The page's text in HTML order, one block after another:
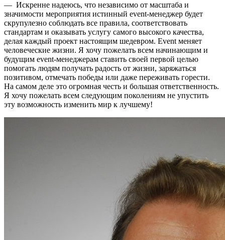
— Искренне надеюсь, что независимо от масштаба и
значимости мероприятия истинный event-менеджер будет
скрупулезно соблюдать все правила, соответствовать
стандартам и оказывать услугу самого высокого качества,
делая каждый проект настоящим шедевром. Event меняет
человеческие жизни. Я хочу пожелать всем начинающим и
будущим event-менеджерам ставить своей первой целью
помогать людям получать радость от жизни, заряжаться
позитивом, отмечать победы или даже переживать горести.
На самом деле это огромная честь и большая ответственность.
Я хочу пожелать всем следующим поколениям не упустить
эту возможность изменить мир к лучшему!